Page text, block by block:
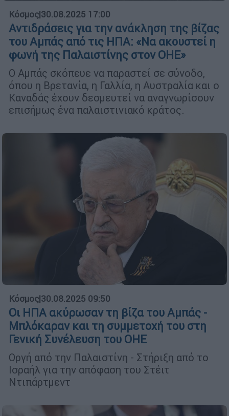
Κόσμος|30.08.2025 17:00
Αντιδράσεις για την ανάκληση της βίζας
του Αμπάς από τις ΗΠΑ: «Να ακουστεί η
φωνή της Παλαιστίνης στον ΟΗΕ»
Ο Αμπάς σκόπευε να παραστεί σε σύνοδο,
όπου η Βρετανία, η Γαλλία, η Αυστραλία και ο
Καναδάς έχουν δεσμευτεί να αναγνωρίσουν
επισήμως ένα παλαιστινιακό κράτος.
Κόσμος|30.08.2025 09:50
Οι ΗΠΑ ακύρωσαν τη βίζα του Αμπάς -
Μπλόκαραν και τη συμμετοχή του στη
Γενική Συνέλευση του ΟΗΕ
Οργή από την Παλαιστίνη - Στήριξη από το
Ισραήλ για την απόφαση του Στέιτ
Ντιπάρτμεντ